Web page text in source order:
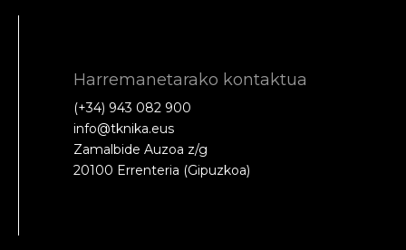
Harremanetarako kontaktua
(+34) 943 082 900
info@tknika.eus
Zamalbide Auzoa z/g
20100 Errenteria (Gipuzkoa)